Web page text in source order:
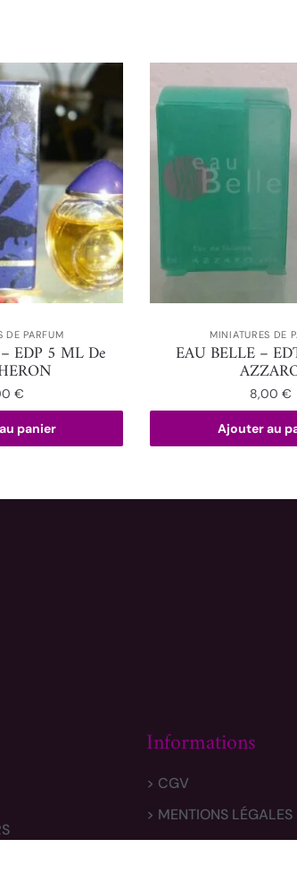
DE PARFUM
EDP 5 ML De
€
panier
MINIATURES DE
EAU BELLE –
8,00 €
Ajouter au
Informations
> CGV
> MENTIONS LÉGALES
> POLITIQUE DE